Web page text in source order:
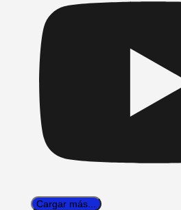
Cargar más...